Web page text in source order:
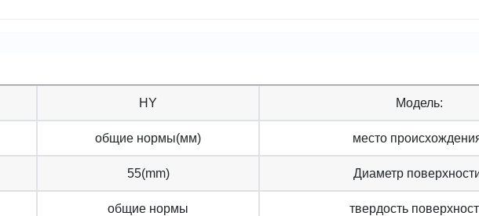
HY Модель:
общие нормы(мм) место
55(mm) Диаметр
общие нормы твердость